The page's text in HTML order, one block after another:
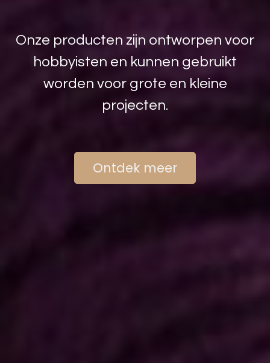
Onze producten zijn ontworpen voor
hobbyisten en kunnen gebruikt
worden voor grote en kleine
projecten.
Ontdek meer